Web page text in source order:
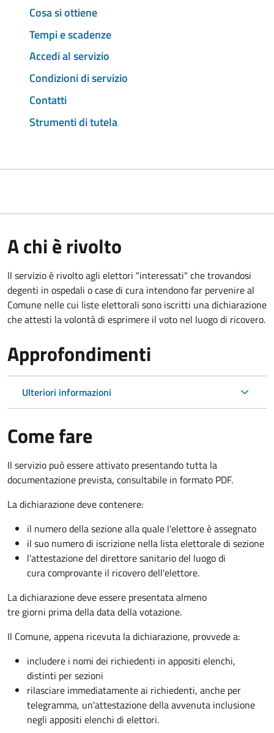
Cosa si ottiene
Tempi e scadenze
Accedi al servizio
Condizioni di servizio
Contatti
Strumenti di tutela
A chi è rivolto
Il servizio è rivolto agli elettori "interessati" che trovandosi
degenti in ospedali o case di cura intendono far pervenire al
Comune nelle cui liste elettorali sono iscritti una dichiarazione
che attesti la volontà di esprimere il voto nel luogo di ricovero.
Approfondimenti
Ulteriori informazioni
Come fare
Il servizio può essere attivato presentando tutta la
documentazione prevista, consultabile in formato PDF.
La dichiarazione deve contenere:
il numero della sezione alla quale l'elettore è assegnato
il suo numero di iscrizione nella lista elettorale di sezione
l'attestazione del direttore sanitario del luogo di
cura comprovante il ricovero dell'elettore.
La dichiarazione deve essere presentata almeno
tre giorni prima della data della votazione.
Il Comune, appena ricevuta la dichiarazione, provvede a:
includere i nomi dei richiedenti in appositi elenchi,
distinti per sezioni
rilasciare immediatamente ai richiedenti, anche per
telegramma, un'attestazione della avvenuta inclusione
negli appositi elenchi di elettori.